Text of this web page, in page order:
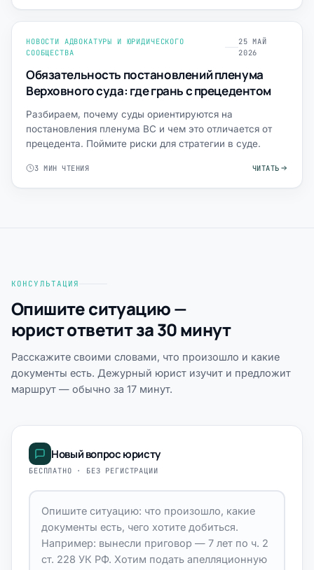
НОВОСТИ АДВОКАТУРЫ И ЮРИДИЧЕСКОГО
СООБЩЕСТВА
25 МАЙ
2026
Обязательность постановлений пленума
Верховного суда: где грань с прецедентом
Разбираем, почему суды ориентируются на
постановления пленума ВС и чем это отличается от
прецедента. Поймите риски для стратегии в суде.
3 МИН ЧТЕНИЯ ЧИТАТЬ
КОНСУЛЬТАЦИЯ
Опишите ситуацию —
юрист ответит за 30 минут
Расскажите своими словами, что произошло и какие
документы есть. Дежурный юрист изучит и предложит
маршрут — обычно за 17 минут.
Новый вопрос юристу
БЕСПЛАТНО · БЕЗ РЕГИСТРАЦИИ